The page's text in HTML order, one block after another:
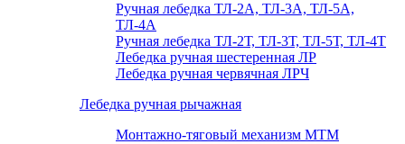
Ручная лебедка ТЛ-2А, ТЛ-3А, ТЛ-5А,
ТЛ-4А
Ручная лебедка ТЛ-2Т, ТЛ-3Т, ТЛ-5Т, ТЛ-4Т
Лебедка ручная шестеренная ЛР
Лебедка ручная червячная ЛРЧ
Лебедка ручная рычажная
Монтажно-тяговый механизм МТМ